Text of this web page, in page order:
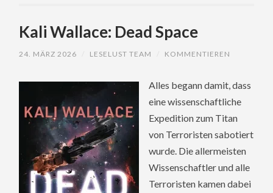
Kali Wallace: Dead Space
24. MÄRZ 2026 LESELUST TEAM KOMMENTIEREN
Alles begann damit, dass
eine wissenschaftliche
Expedition zum Titan
von Terroristen sabotiert
wurde. Die allermeisten
Wissenschaftler und alle
Terroristen kamen dabei